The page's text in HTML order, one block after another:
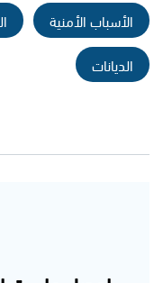
الأسباب الأمنية
الديانات